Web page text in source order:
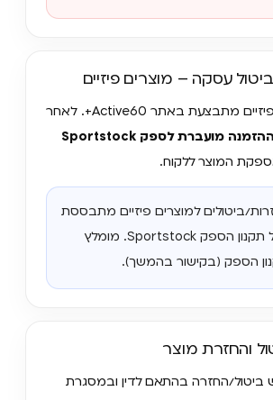
עסקה – מוצרים פיזיים
רכישת מוצרים פיזיים מתבצעת באתר Active60+. לאחר
ההזמנה מועברת לספק Sportstock
המוצר ללקוח.
ביטולים למוצרים פיזיים מתבססת
על הדין וכן על תקנון הספק Sportstock. מומלץ
הספק (בקישור בהמשך).
ביטול/החזרה בהתאם לדין ובמסגרת